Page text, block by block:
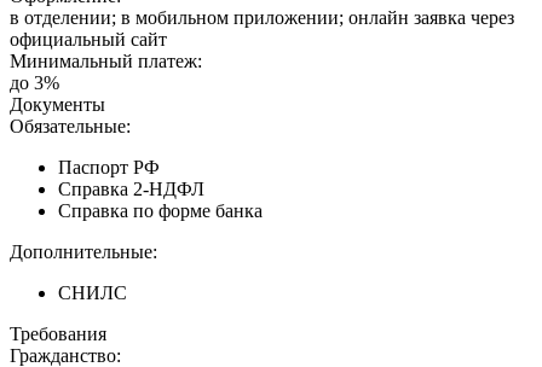
в отделении; в мобильном приложении; онлайн заявка через
официальный сайт
Минимальный платеж:
до 3%
Документы
Обязательные:
Паспорт РФ
Справка 2-НДФЛ
Справка по форме банка
Дополнительные:
СНИЛС
Требования
Гражданство: